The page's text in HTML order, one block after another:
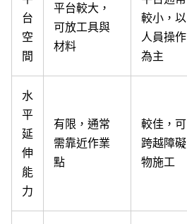
台
空
間
平台較大，
可放工具與
材料
較小，以
人員操作
為主
水
平
延
伸
能
力
有限，通常
需靠近作業
點
較佳，可
跨越障礙
物施工